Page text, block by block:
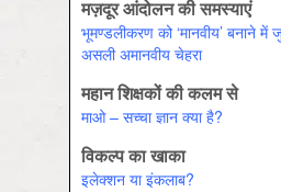
मज़दूर आंदोलन की समस्याएं
भूमण्डलीकरण को ‘मानवीय’ बनाने में
असली अमानवीय चेहरा
महान शिक्षकों की कलम से
माओ – सच्चा ज्ञान क्या है?
विकल्प का खाका
इलेक्शन या इंकलाब?